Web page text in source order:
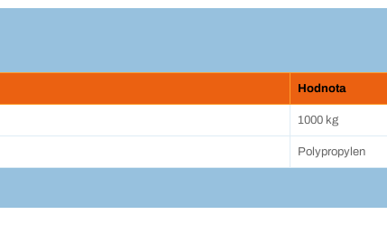
Hodnota
1000 kg
Polypropylen